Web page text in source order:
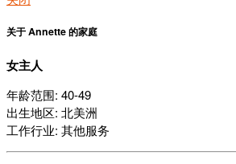
关于 Annette 的家庭
女主人
年龄范围: 40-49
出生地区: 北美洲
工作行业: 其他服务